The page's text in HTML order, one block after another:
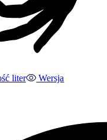
liter
Wersja